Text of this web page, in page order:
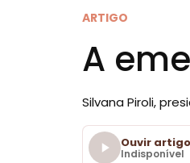
ARTIGO
A
Silvana Piroli,
Ouvir artigo
Indisponível